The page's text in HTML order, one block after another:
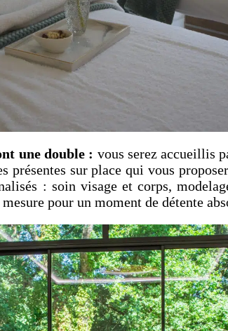
une double : vous serez accueillis
présentes sur place qui vous
: soin visage et corps,
pour un moment de détente